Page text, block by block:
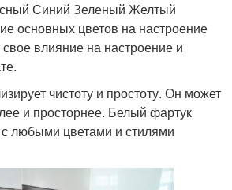
Синий Зеленый Желтый
основных цветов на настроение
влияние на настроение и
чистоту и простоту. Он может
и просторнее. Белый фартук
любыми цветами и стилями